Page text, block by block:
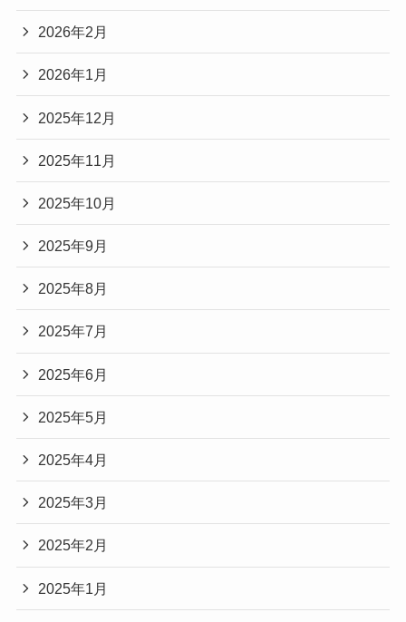
2026年2月
2026年1月
2025年12月
2025年11月
2025年10月
2025年9月
2025年8月
2025年7月
2025年6月
2025年5月
2025年4月
2025年3月
2025年2月
2025年1月